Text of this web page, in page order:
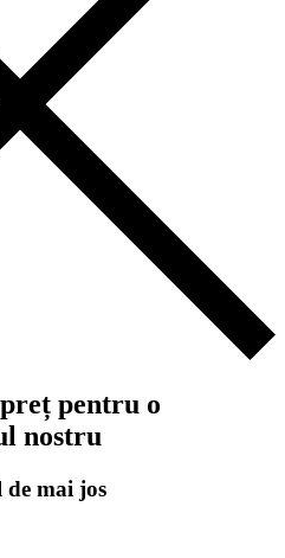
pentru o
nostru
mai jos